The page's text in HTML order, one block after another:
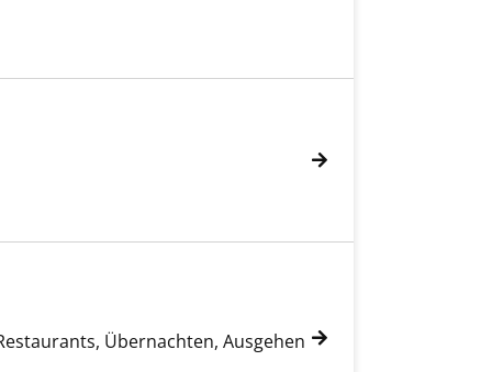
Übernachten, Ausgehen